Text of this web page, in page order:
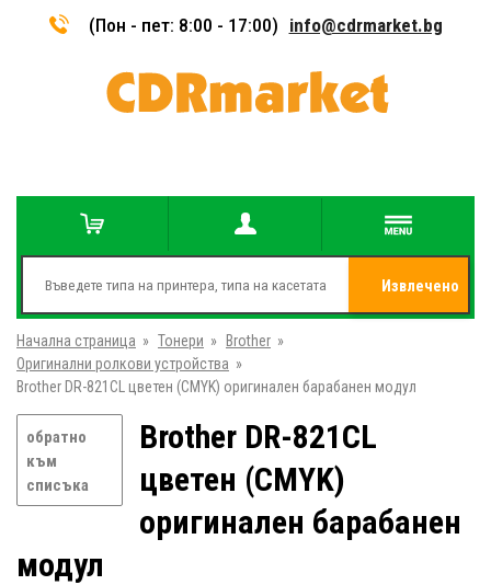
(Пон - пет: 8:00 - 17:00) info@cdrmarket.bg
Извлечено
Начална страница » Тонери » Brother »
Оригинални ролкови устройства »
Brother DR-821CL цветен (CMYK) оригинален барабанен модул
обратно
към
списъка
Brother DR-821CL
цветен (CMYK)
оригинален барабанен
модул